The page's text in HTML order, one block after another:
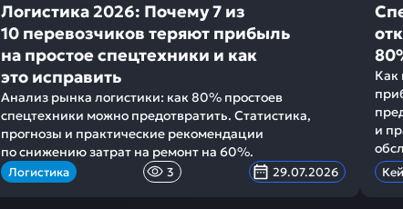
Логистика 2026: Почему 7 из
10 перевозчиков теряют прибыль
на простое спецтехники и как
это исправить
Анализ рынка логистики: как 80% простоев
спецтехники можно предотвратить. Статистика,
прогнозы и практические рекомендации
по снижению затрат на ремонт на 60%.
Логистика 3 29.07.2026
Как
и